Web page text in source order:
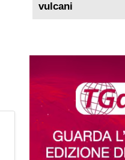
vulcani